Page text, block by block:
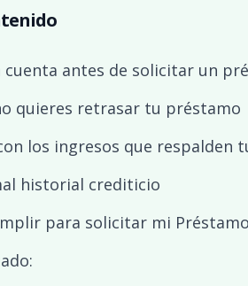
cuenta antes de solicitar un
quieres retrasar tu préstamo
los ingresos que respalden
historial crediticio
para solicitar mi Préstamo